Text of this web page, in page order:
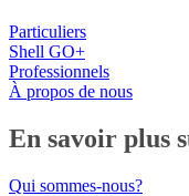
Particuliers
Shell GO+
Professionnels
À propos de nous
En savoir plus
Qui sommes-nous?